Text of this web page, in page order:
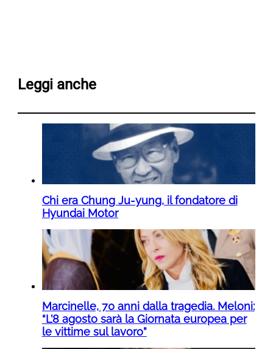
Leggi anche
Chi era Chung Ju-yung, il fondatore di
Hyundai Motor
Marcinelle, 70 anni dalla tragedia. Meloni:
“L’8 agosto sarà la Giornata europea per
le vittime sul lavoro”